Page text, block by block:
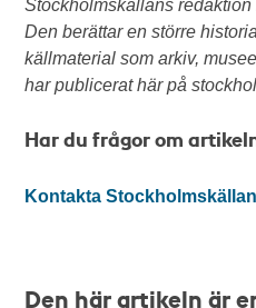
Stockholmskällans
Den berättar en större
källmaterial som arkiv,
har publicerat här på
Har du frågor om
Kontakta
Den här artikeln är